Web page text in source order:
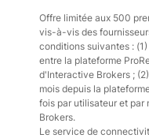
Offre limitée aux 500
vis-à-vis des
conditions suivantes :
entre la plateforme
d'Interactive Brokers ;
mois depuis la
fois par utilisateur et par
Brokers.
Le service de